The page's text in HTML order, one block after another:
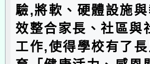
驗,將軟、硬體設施
效整合家長、社區與
工作,使得學校有了